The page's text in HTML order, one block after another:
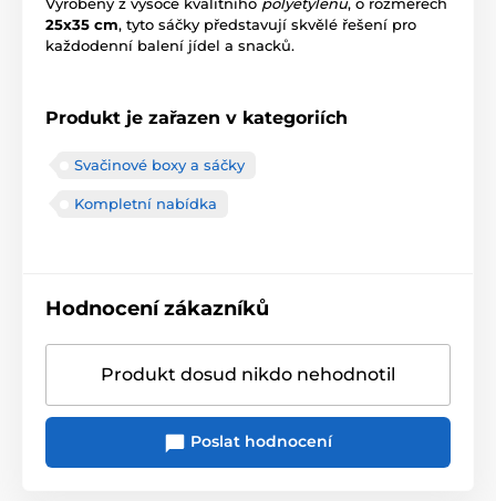
Vyrobeny z vysoce kvalitního polyetylenu, o rozměrech
25x35 cm, tyto sáčky představují skvělé řešení pro
každodenní balení jídel a snacků.
Produkt je zařazen v kategoriích
Svačinové boxy a sáčky
Kompletní nabídka
Hodnocení zákazníků
Produkt dosud nikdo nehodnotil
Poslat hodnocení